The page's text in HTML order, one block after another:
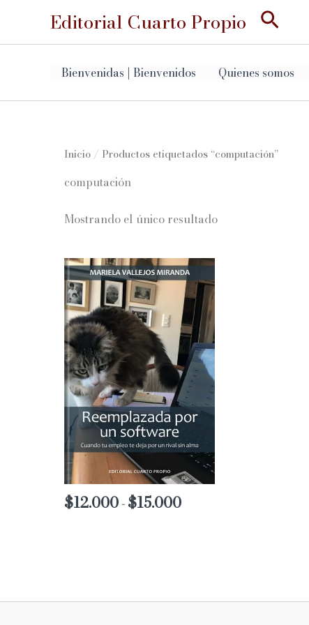
contenido
Editorial Cuarto Propio Buscar
Bienvenidas | Bienvenidos Quienes somos
Inicio / Productos etiquetados “computación”
computación
Mostrando el único resultado
$12.000 - $15.000Rango